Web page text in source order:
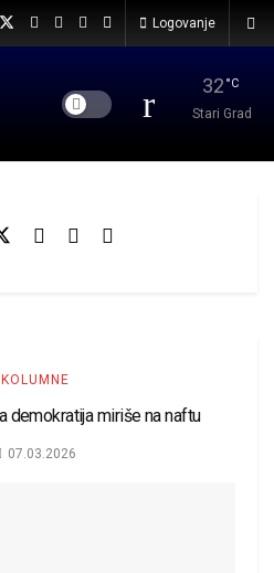
Logovanje
32 °C
Stari Grad
KOLUMNE
demokratija miriše na naftu
07.03.2026